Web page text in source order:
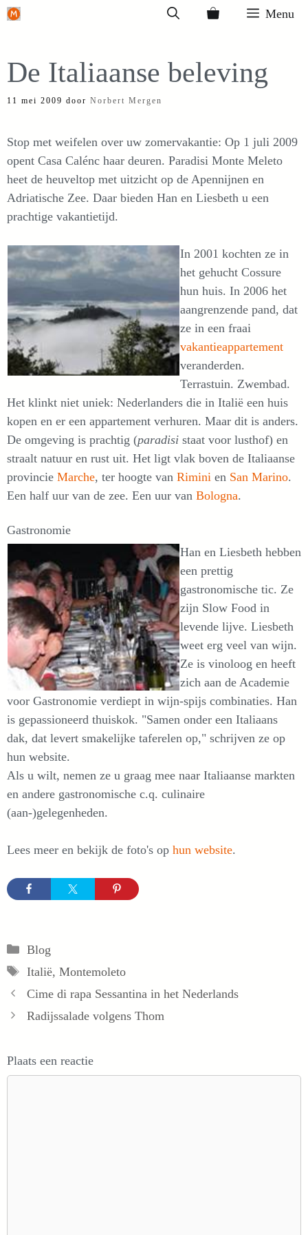
Ga
inhoud
Menu
De Italiaanse beleving
11 mei 2009 door Norbert Mergen
Stop met weifelen over uw zomervakantie: Op 1 juli 2009
opent Casa Calénc haar deuren. Paradisi Monte Meleto
heet de heuveltop met uitzicht op de Apennijnen en
Adriatische Zee. Daar bieden Han en Liesbeth u een
prachtige vakantietijd.
In 2001 kochten ze in
het gehucht Cossure
hun huis. In 2006 het
aangrenzende pand, dat
ze in een fraai
vakantieappartement
veranderden.
Terrastuin. Zwembad.
Het klinkt niet uniek: Nederlanders die in Italië een huis
kopen en er een appartement verhuren. Maar dit is anders.
De omgeving is prachtig (paradisi staat voor lusthof) en
straalt natuur en rust uit. Het ligt vlak boven de Italiaanse
provincie Marche, ter hoogte van Rimini en San Marino.
Een half uur van de zee. Een uur van Bologna.
Gastronomie
Han en Liesbeth hebben
een prettig
gastronomische tic. Ze
zijn Slow Food in
levende lijve. Liesbeth
weet erg veel van wijn.
Ze is vinoloog en heeft
zich aan de Academie
voor Gastronomie verdiept in wijn-spijs combinaties. Han
is gepassioneerd thuiskok. "Samen onder een Italiaans
dak, dat levert smakelijke taferelen op," schrijven ze op
hun website.
Als u wilt, nemen ze u graag mee naar Italiaanse markten
en andere gastronomische c.q. culinaire
(aan-)gelegenheden.
Lees meer en bekijk de foto's op hun website.
Categorieën
Blog
Tags
Italië, Montemoleto
Cime di rapa Sessantina in het Nederlands
Radijssalade volgens Thom
Plaats een reactie